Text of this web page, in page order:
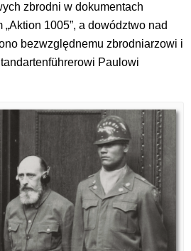
zbrodni w dokumentach
1005”, a dowództwo nad
bezwzględnemu zbrodniarzowi i
Paulowi